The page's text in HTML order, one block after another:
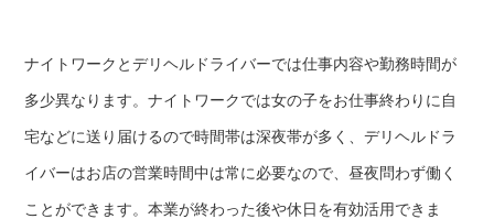
ナイトワークとデリヘルドライバーでは仕事内容や勤務時間が
多少異なります。ナイトワークでは女の子をお仕事終わりに自
宅などに送り届けるので時間帯は深夜帯が多く、デリヘルドラ
イバーはお店の営業時間中は常に必要なので、昼夜問わず働く
ことができます。本業が終わった後や休日を有効活用できま